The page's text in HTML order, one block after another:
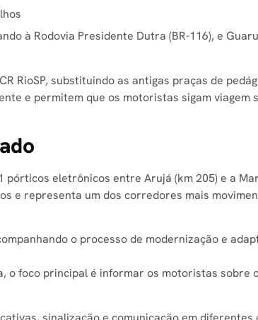
à Rodovia Presidente Dutra (BR-116), e
RioSP, substituindo as antigas praças de
e permitem que os motoristas sigam viagem
eletrônicos entre Arujá (km 205) e a
e representa um dos corredores mais
o processo de modernização e
o foco principal é informar os motoristas sobre